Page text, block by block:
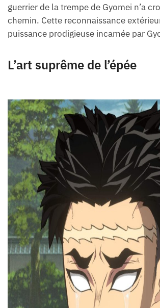
guerrier de la trempe de Gyomei n’a
chemin. Cette reconnaissance
puissance prodigieuse incarnée par
L’art suprême de l’épée